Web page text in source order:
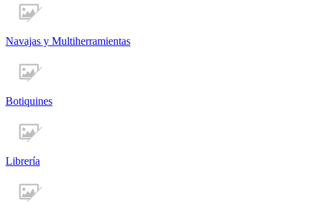
Navajas y Multiherramientas
Botiquines
Librería